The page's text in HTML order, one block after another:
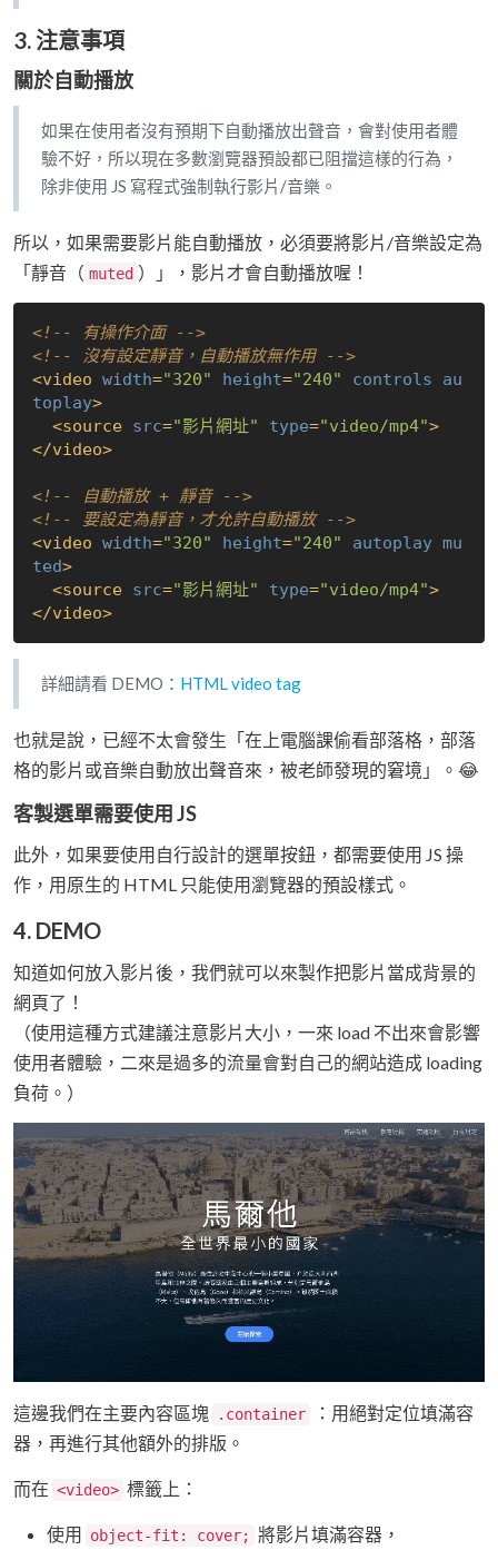
3. 注意事項
關於自動播放
如果在使用者沒有預期下自動播放出聲音，會對使用者體
驗不好，所以現在多數瀏覽器預設都已阻擋這樣的行為，
除非使用 JS 寫程式強制執行影片/音樂。
所以，如果需要影片能自動播放，必須要將影片/音樂設定為
「靜音（ muted ）」，影片才會自動播放喔！
<!-- 有操作介面 -->
<!-- 沒有設定靜音，自動播放無作用 -->
<video width="320" height="240" controls
au
toplay>
<source src="影片網址" type="video/mp4">
</video>
<!-- 自動播放 + 靜音 -->
<!-- 要設定為靜音，才允許自動播放 -->
<video width="320" height="240" autoplay mu
ted>
<source src="影片網址" type="video/mp4">
</video>
詳細請看 DEMO： HTML video tag
也就是說，已經不太會發生「在上電腦課偷看部落格，部落
格的影片或音樂自動放出聲音來，被老師發現的窘境」。😂
客製選單需要使用 JS
此外，如果要使用自行設計的選單按鈕，都需要使用 JS 操
作，用原生的 HTML 只能使用瀏覽器的預設樣式。
4. DEMO
知道如何放入影片後，我們就可以來製作把影片當成背景的
網頁了！
（使用這種方式建議注意影片大小，一來 load 不出來會影響
使用者體驗，二來是過多的流量會對自己的網站造成 loading
負荷。）
這邊我們在主要內容區塊 .container
：用絕對定位填滿容
器，再進行其他額外的排版。
而在 <video> 標籤上：
使用 object-fit: cover; 將影片填滿容器，